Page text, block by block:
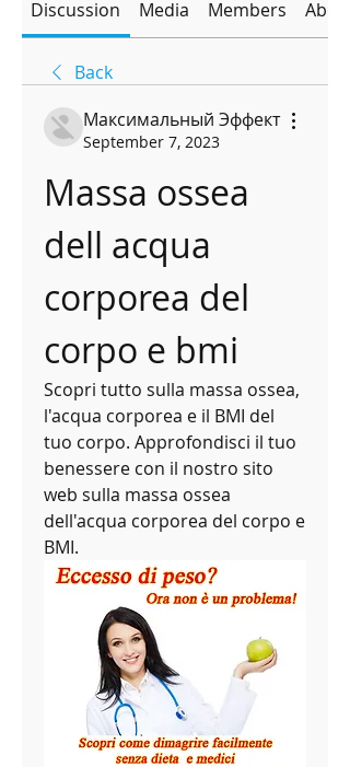
Discussion Media Members About
Back
Максимальный Эффект
September 7, 2023
Massa ossea
dell acqua
corporea del
corpo e bmi
Scopri tutto sulla massa ossea,
l'acqua corporea e il BMI del
tuo corpo. Approfondisci il tuo
benessere con il nostro sito
web sulla massa ossea
dell'acqua corporea del corpo e
BMI.